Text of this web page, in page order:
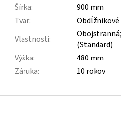
Šírka:
900 mm
Tvar:
Obdĺžnikové
Vlastnosti:
(Standard)
Výška:
480 mm
Záruka: 10 rokov